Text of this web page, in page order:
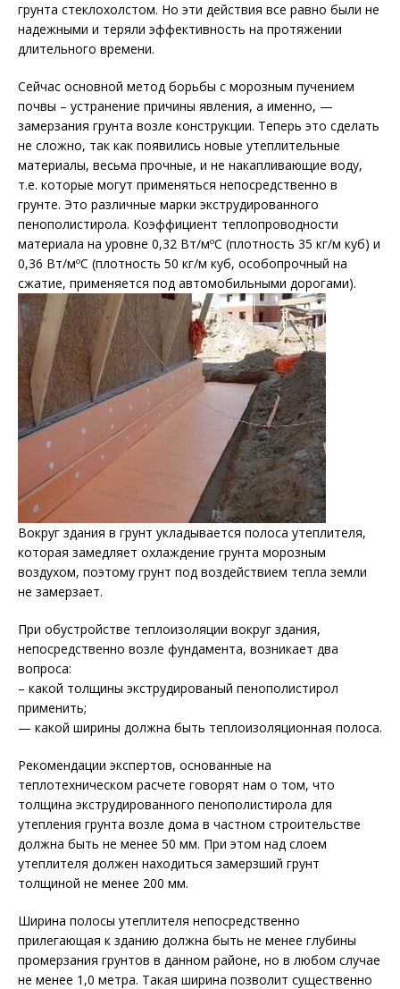
грунта стеклохолстом. Но эти действия все равно были не
надежными и теряли эффективность на протяжении
длительного времени.
Сейчас основной метод борьбы с морозным пучением
почвы – устранение причины явления, а именно, —
замерзания грунта возле конструкции. Теперь это сделать
не сложно, так как появились новые утеплительные
материалы, весьма прочные, и не накапливающие воду,
т.е. которые могут применяться непосредственно в
грунте. Это различные марки экструдированного
пенополистирола. Коэффициент теплопроводности
материала на уровне 0,32 Вт/мºС (плотность 35 кг/м куб) и
0,36 Вт/мºС (плотность 50 кг/м куб, особопрочный на
сжатие, применяется под автомобильными дорогами).
Вокруг здания в грунт укладывается полоса утеплителя,
которая замедляет охлаждение грунта морозным
воздухом, поэтому грунт под воздействием тепла земли
не замерзает.
При обустройстве теплоизоляции вокруг здания,
непосредственно возле фундамента, возникает два
вопроса:
– какой толщины экструдированый пенополистирол
применить;
— какой ширины должна быть теплоизоляционная полоса.
Рекомендации экспертов, основанные на
теплотехническом расчете говорят нам о том, что
толщина экструдированного пенополистирола для
утепления грунта возле дома в частном строительстве
должна быть не менее 50 мм. При этом над слоем
утеплителя должен находиться замерзший грунт
толщиной не менее 200 мм.
Ширина полосы утеплителя непосредственно
прилегающая к зданию должна быть не менее глубины
промерзания грунтов в данном районе, но в любом случае
не менее 1,0 метра. Такая ширина позволит существенно